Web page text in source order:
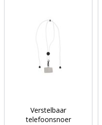
Verstelbaar
telefoonsnoer